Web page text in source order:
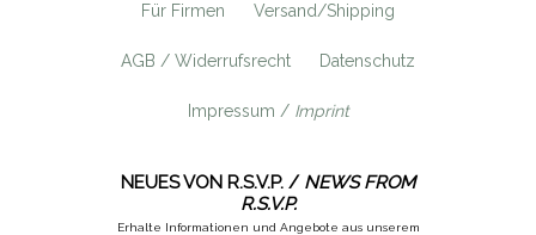
Für Firmen Versand/Shipping
AGB / Widerrufsrecht Datenschutz
Impressum / Imprint
NEUES VON R.S.V.P. / NEWS FROM
R.S.V.P.
Erhalte Informationen und Angebote aus unserem